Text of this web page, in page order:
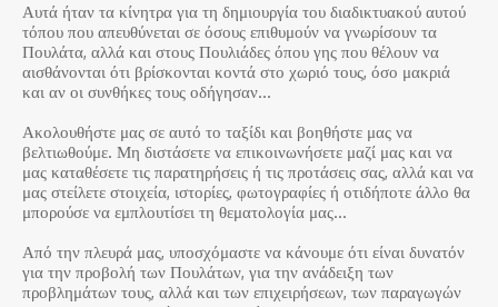
Αυτά ήταν τα κίνητρα για τη δημιουργία του διαδικτυακού αυτού
τόπου που απευθύνεται σε όσους επιθυμούν να γνωρίσουν τα
Πουλάτα, αλλά και στους Πουλιάδες όπου γης που θέλουν να
αισθάνονται ότι βρίσκονται κοντά στο χωριό τους, όσο μακριά
και αν οι συνθήκες τους οδήγησαν…
Ακολουθήστε μας σε αυτό το ταξίδι και βοηθήστε μας να
βελτιωθούμε. Μη διστάσετε να επικοινωνήσετε μαζί μας και να
μας καταθέσετε τις παρατηρήσεις ή τις προτάσεις σας, αλλά και να
μας στείλετε στοιχεία, ιστορίες, φωτογραφίες ή οτιδήποτε άλλο θα
μπορούσε να εμπλουτίσει τη θεματολογία μας…
Από την πλευρά μας, υποσχόμαστε να κάνουμε ότι είναι δυνατόν
για την προβολή των Πουλάτων, για την ανάδειξη των
προβλημάτων τους, αλλά και των επιχειρήσεων, των παραγωγών